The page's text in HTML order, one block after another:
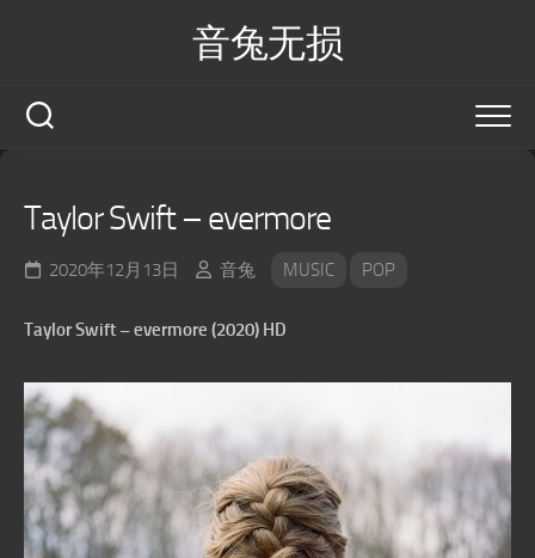
音兔无损
Taylor Swift – evermore
2020年12月13日 音兔 MUSIC POP
Taylor Swift – evermore (2020) HD